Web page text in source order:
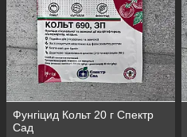
Фунгіцид Кольт 20 г Спектр
Сад